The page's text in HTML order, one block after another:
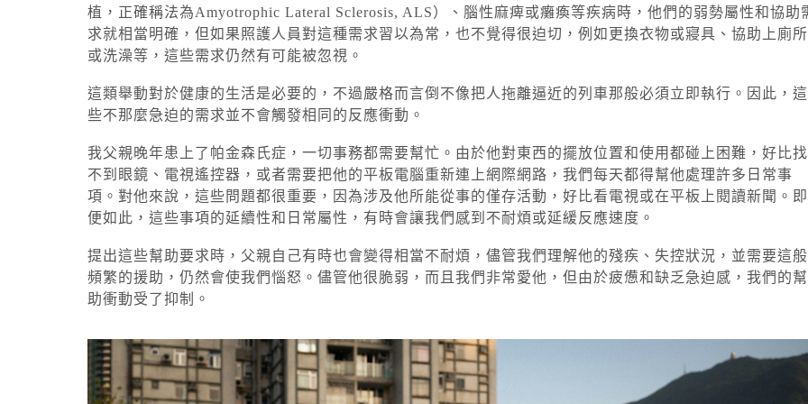
植，正確稱法為Amyotrophic Lateral Sclerosis, ALS）、腦性麻痺或癱瘓等疾病時，他們的弱勢屬性和協助
求就相當明確，但如果照護人員對這種需求習以為常，也不覺得很迫切，例如更換衣物或寢具、協助上廁所
或洗澡等，這些需求仍然有可能被忽視。
這類舉動對於健康的生活是必要的，不過嚴格而言倒不像把人拖離逼近的列車那般必須立即執行。因此，這
些不那麼急迫的需求並不會觸發相同的反應衝動。
我父親晚年患上了帕金森氏症，一切事務都需要幫忙。由於他對東西的擺放位置和使用都碰上困難，好比找
不到眼鏡、電視遙控器，或者需要把他的平板電腦重新連上網際網路，我們每天都得幫他處理許多日常事
項。對他來說，這些問題都很重要，因為涉及他所能從事的僅存活動，好比看電視或在平板上閱讀新聞。即
便如此，這些事項的延續性和日常屬性，有時會讓我們感到不耐煩或延緩反應速度。
提出這些幫助要求時，父親自己有時也會變得相當不耐煩，儘管我們理解他的殘疾、失控狀況，並需要這般
頻繁的援助，仍然會使我們惱怒。儘管他很脆弱，而且我們非常愛他，但由於疲憊和缺乏急迫感，我們的幫
助衝動受了抑制。